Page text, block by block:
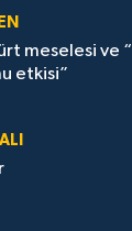
meselesi ve “
etkisi”